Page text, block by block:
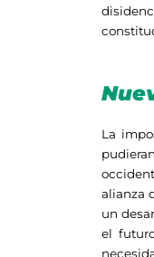
La
alianza
un
el